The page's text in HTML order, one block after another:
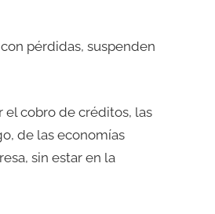
pérdidas, suspenden
el cobro de créditos, las
de las economías
sin estar en la